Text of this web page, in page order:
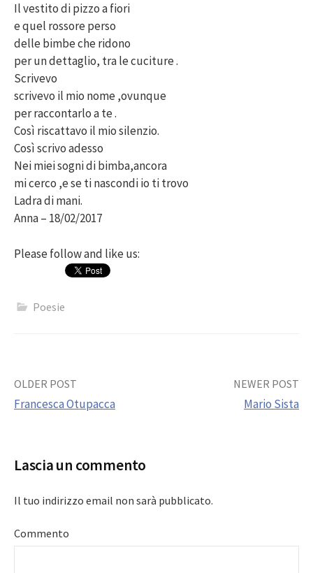
Il vestito di pizzo a fiori
e quel rossore perso
delle bimbe che ridono
per un dettaglio, tra le cuciture .
Scrivevo
scrivevo il mio nome ,ovunque
per raccontarlo a te .
Così riscattavo il mio silenzio.
Così scrivo adesso
Nei miei sogni di bimba,ancora
mi cerco ,e se ti nascondi io ti trovo
Ladra di mani.
Anna – 18/02/2017
Please follow and like us:
Poesie
Post
OLDER POST
Francesca Otupacca
NEWER POST
Mario Sista
Lascia un commento
Il tuo indirizzo email non sarà pubblicato.
Commento